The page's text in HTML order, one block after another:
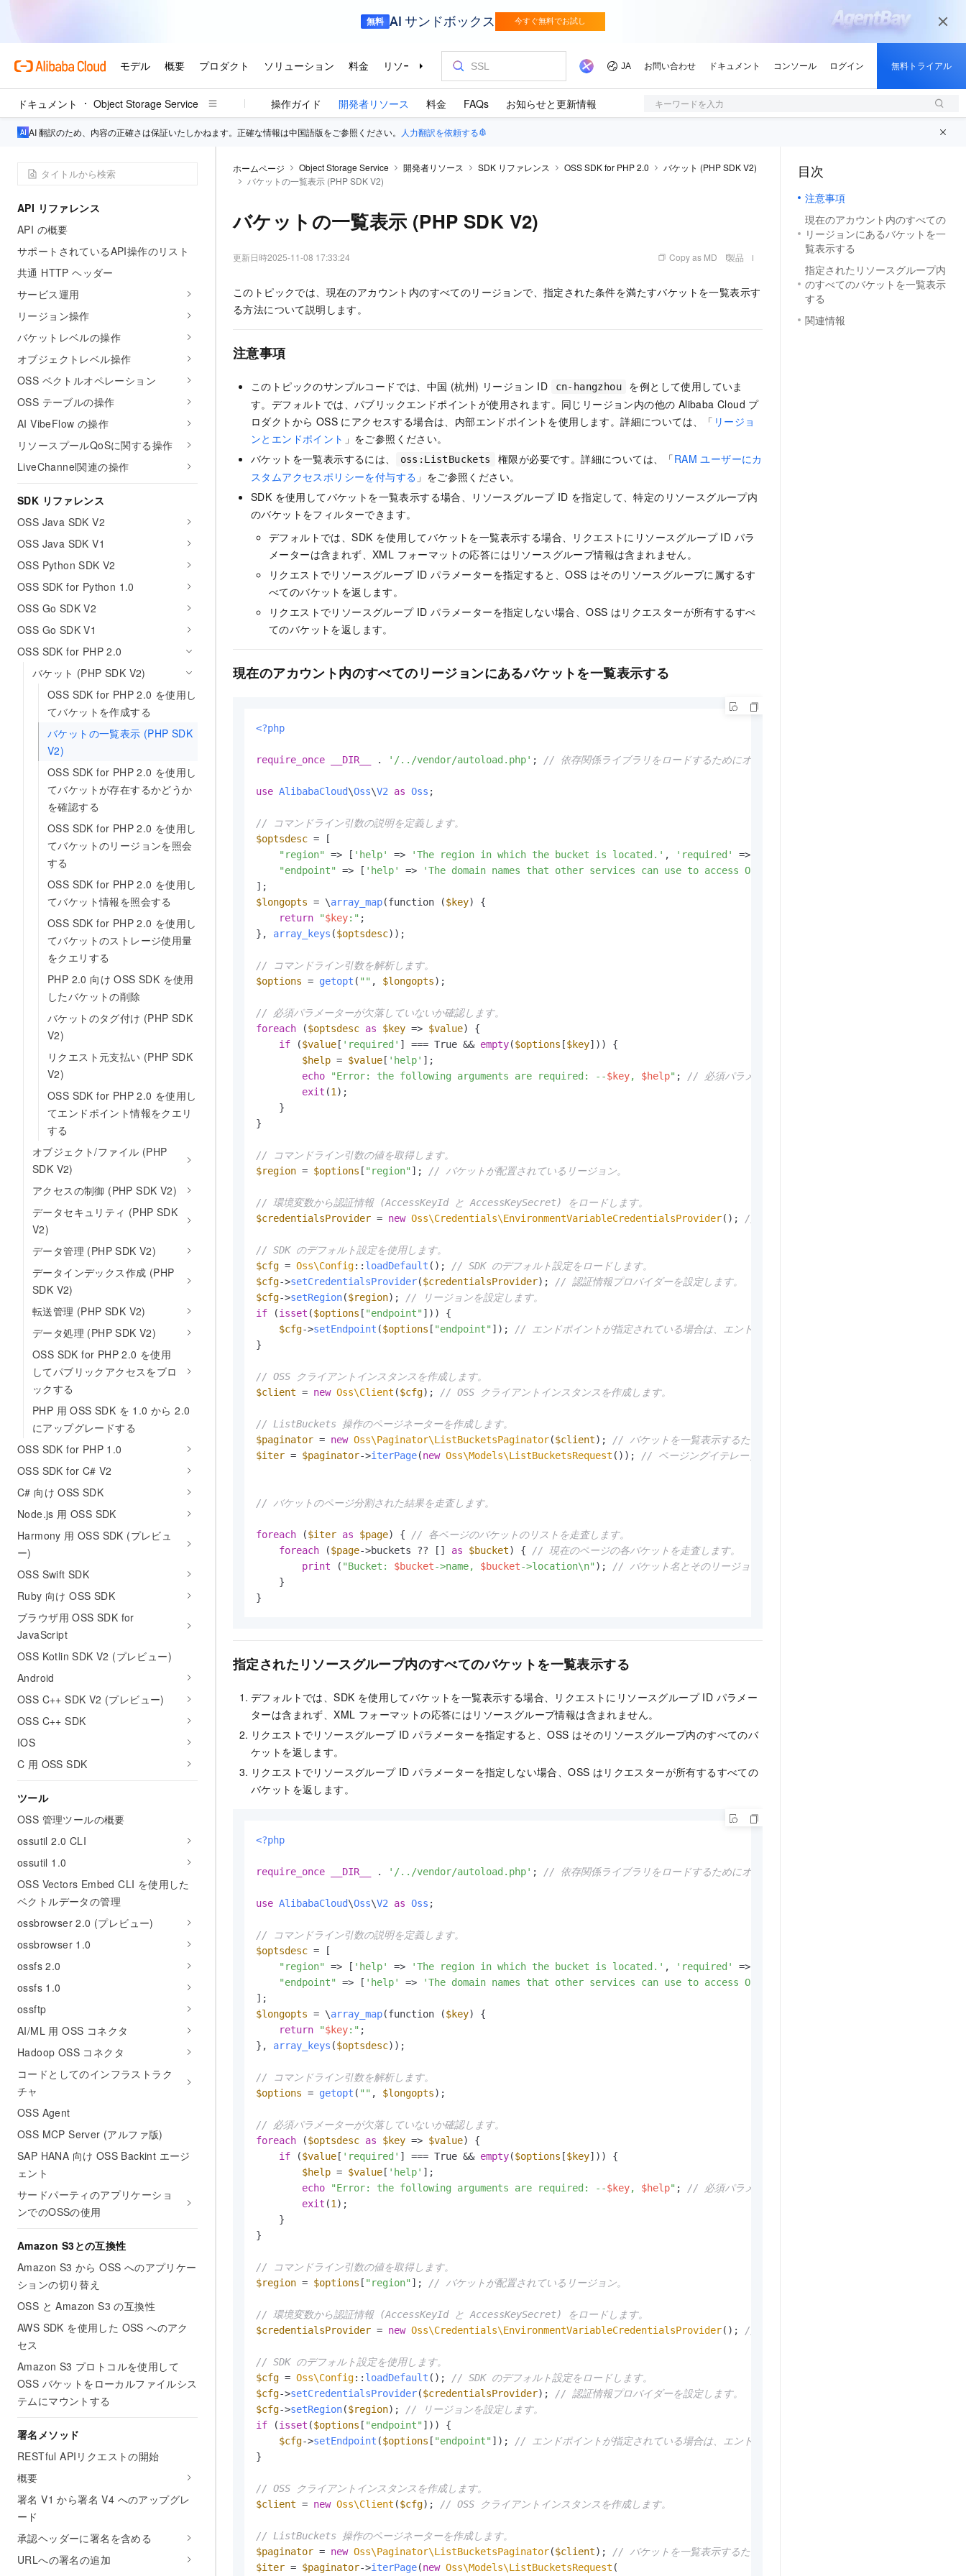
ドキュメント Object Storage Service 操作ガイド 開発者リソース 料金 FAQs お知らせと更新情報 キーワードを入力
AI 翻訳のため、内容の正確さは保証いたしかねます。正確な情報は中国語版をご参照ください。 人力翻訳を依頼する
API リファレンス
API の概要
サポートされているAPI操作のリスト
共通 HTTP ヘッダー
サービス運用
リージョン操作
バケットレベルの操作
オブジェクトレベル操作
OSS ベクトルオペレーション
OSS テーブルの操作
AI VibeFlow の操作
リソースプールQoSに関する操作
LiveChannel関連の操作
SDK リファレンス
OSS Java SDK V2
OSS Java SDK V1
OSS Python SDK V2
OSS SDK for Python 1.0
OSS Go SDK V2
OSS Go SDK V1
OSS SDK for PHP 2.0
バケット (PHP SDK V2)
OSS SDK for PHP 2.0 を使用し
てバケットを作成する
バケットの一覧表示 (PHP SDK
V2)
OSS SDK for PHP 2.0 を使用し
てバケットが存在するかどうか
を確認する
OSS SDK for PHP 2.0 を使用し
てバケットのリージョンを照会
する
OSS SDK for PHP 2.0 を使用し
てバケット情報を照会する
OSS SDK for PHP 2.0 を使用し
てバケットのストレージ使用量
をクエリする
PHP 2.0 向け OSS SDK を使用
したバケットの削除
バケットのタグ付け (PHP SDK
V2)
リクエスト元支払い (PHP SDK
V2)
OSS SDK for PHP 2.0 を使用し
てエンドポイント情報をクエリ
する
オブジェクト/ファイル (PHP
SDK V2)
アクセスの制御 (PHP SDK V2)
データセキュリティ (PHP SDK
V2)
データ管理 (PHP SDK V2)
データインデックス作成 (PHP
SDK V2)
転送管理 (PHP SDK V2)
データ処理 (PHP SDK V2)
OSS SDK for PHP 2.0 を使用
してパブリックアクセスをブロ
ックする
PHP 用 OSS SDK を 1.0 から 2.0
にアップグレードする
OSS SDK for PHP 1.0
OSS SDK for C# V2
C# 向け OSS SDK
Node.js 用 OSS SDK
Harmony 用 OSS SDK (プレビュ
ー)
OSS Swift SDK
Ruby 向け OSS SDK
ブラウザ用 OSS SDK for
JavaScript
OSS Kotlin SDK V2 (プレビュー)
Android
OSS C++ SDK V2 (プレビュー)
OSS C++ SDK
IOS
C 用 OSS SDK
ツール
OSS 管理ツールの概要
ossutil 2.0 CLI
ossutil 1.0
OSS Vectors Embed CLI を使用した
ベクトルデータの管理
ossbrowser 2.0 (プレビュー)
ossbrowser 1.0
ossfs 2.0
ossfs 1.0
ossftp
AI/ML 用 OSS コネクタ
Hadoop OSS コネクタ
コードとしてのインフラストラク
チャ
OSS Agent
OSS MCP Server (アルファ版)
SAP HANA 向け OSS Backint エージ
ェント
サードパーティのアプリケーショ
ンでのOSSの使用
Amazon S3との互換性
Amazon S3 から OSS へのアプリケー
ションの切り替え
OSS と Amazon S3 の互換性
AWS SDK を使用した OSS へのアク
セス
Amazon S3 プロトコルを使用して
OSS バケットをローカルファイルシス
テムにマウントする
署名メソッド
RESTful APIリクエストの開始
概要
署名 V1 から署名 V4 へのアップグレ
ード
承認ヘッダーに署名を含める
URLへの署名の追加
ホームページ Object Storage Service 開発者リソース SDK リファレンス OSS SDK for PHP 2.0
バケット (PHP SDK V2)
バケットの一覧表示 (PHP SDK V2)
バケットの一覧表示 (PHP SDK V2)
更新日時2025-11-08 17:33:24 Copy as MD 製品
このトピックでは、現在のアカウント内のすべてのリージョンで、指定された条件を満たすバケットを一覧表示す
る方法について説明します。
注意事項
このトピックのサンプルコードでは、中国 (杭州) リージョン ID cn-hangzhou
を例として使用していま
す。デフォルトでは、パブリックエンドポイントが使用されます。同じリージョン内の他の Alibaba Cloud プ
ロダクトから OSS にアクセスする場合は、内部エンドポイントを使用します。詳細については、「 リージョ
ンとエンドポイント 」をご参照ください。
バケットを一覧表示するには、
oss:ListBuckets 権限が必要です。詳細については、「RAM ユーザーにカ
スタムアクセスポリシーを付与する 」をご参照ください。
SDK を使用してバケットを一覧表示する場合、リソースグループ ID を指定して、特定のリソースグループ内
のバケットをフィルターできます。
デフォルトでは、SDK を使用してバケットを一覧表示する場合、リクエストにリソースグループ ID パラ
メーターは含まれず、XML フォーマットの応答にはリソースグループ情報は含まれません。
リクエストでリソースグループ ID パラメーターを指定すると、OSS はそのリソースグループに属するす
べてのバケットを返します。
リクエストでリソースグループ ID パラメーターを指定しない場合、OSS はリクエスターが所有するすべ
てのバケットを返します。
現在のアカウント内のすべてのリージョンにあるバケットを一覧表示する
<?php
require_once __DIR__ . '/../vendor/autoload.php' ; // 依存関係ライブラリをロードするためにオートローダーファイルをインポートします。
use AlibabaCloud\Oss\V2 as Oss ;
// コマンドライン引数の説明を定義します。
$optsdesc = [
"region"
=> [ 'help' => 'The region in which the bucket is located.' , 'required' => True],
"endpoint"
=> [ 'help' => 'The domain names that other services can use to access OSS.'
$longopts = \array_map(function ($key) {
return
"$key:" ;
}, array_keys ($optsdesc));
// コマンドライン引数を解析します。
$options = getopt ( "" , $longopts);
// 必須パラメーターが欠落していないか確認します。
foreach ($optsdesc as $key => $value) {
if ($value [ 'required' ] === True && empty($options [$key])) {
$help = $value [ 'help' ];
echo
"Error: the following arguments are required: --$key, $help" ; // 必須パラメーターが欠落していることを示すメッセージ
exit (1);
    }
}
// コマンドライン引数の値を取得します。
$region = $options [ "region" ]; // バケットが配置されているリージョン。
// 環境変数から認証情報 (AccessKeyId と AccessKeySecret) をロードします。
$credentialsProvider = new Oss\Credentials\EnvironmentVariableCredentialsProvider(); // 環境変数から認証情報をロードします。
// SDK のデフォルト設定を使用します。
$cfg = Oss\Config:: loadDefault (); // SDK のデフォルト設定をロードします。
$cfg->setCredentialsProvider($credentialsProvider); // 認証情報プロバイダーを設定します。
$cfg->setRegion($region); // リージョンを設定します。
if (isset ($options [ "endpoint" ])) {
$cfg->setEndpoint ($options [ "endpoint" ]); // エンドポイントが指定されている場合は、エンドポイントを設定します。
}
// OSS クライアントインスタンスを作成します。
$client = new Oss\Client ($cfg); // OSS クライアントインスタンスを作成します。
// ListBuckets 操作のページネーターを作成します。
$paginator = new Oss\Paginator\ListBucketsPaginator($client); // バケットを一覧表示するためのページネーターを作成します。
$iter = $paginator->iterPage(new Oss\Models\ListBucketsRequest ()); // ページングイテレーターを取得します。
// バケットのページ分割された結果を走査します。
foreach ($iter as $page) { // 各ページのバケットのリストを走査します。
foreach ($page->buckets ?? [] as $bucket) { // 現在のページの各バケットを走査します。
print ( "Bucket: $bucket->name, $bucket->location\n" ); // バケット名とそのリージョンを出力します。
    }
指定されたリソースグループ内のすべてのバケットを一覧表示する
デフォルトでは、SDK を使用してバケットを一覧表示する場合、リクエストにリソースグループ ID パラメー
ターは含まれず、XML フォーマットの応答にはリソースグループ情報は含まれません。
リクエストでリソースグループ ID パラメーターを指定すると、OSS はそのリソースグループ内のすべてのバ
ケットを返します。
リクエストでリソースグループ ID パラメーターを指定しない場合、OSS はリクエスターが所有するすべての
バケットを返します。
<?php
require_once __DIR__ . '/../vendor/autoload.php' ; // 依存関係ライブラリをロードするためにオートローダーファイルをインポートします。
use AlibabaCloud\Oss\V2 as Oss ;
// コマンドライン引数の説明を定義します。
$optsdesc = [
"region"
=> [ 'help' => 'The region in which the bucket is located.' , 'required' => True],
"endpoint"
=> [ 'help' => 'The domain names that other services can use to access OSS.'
$longopts = \array_map(function ($key) {
return
"$key:" ;
}, array_keys ($optsdesc));
// コマンドライン引数を解析します。
$options = getopt ( "" , $longopts);
// 必須パラメーターが欠落していないか確認します。
foreach ($optsdesc as $key => $value) {
if ($value [ 'required' ] === True && empty($options [$key])) {
$help = $value [ 'help' ];
echo
"Error: the following arguments are required: --$key, $help" ; // 必須パラメーターが欠落していることを示すメッセージ
exit (1);
    }
}
// コマンドライン引数の値を取得します。
$region = $options [ "region" ]; // バケットが配置されているリージョン。
// 環境変数から認証情報 (AccessKeyId と AccessKeySecret) をロードします。
$credentialsProvider = new Oss\Credentials\EnvironmentVariableCredentialsProvider(); // 環境変数から認証情報をロードします。
// SDK のデフォルト設定を使用します。
$cfg = Oss\Config:: loadDefault (); // SDK のデフォルト設定をロードします。
$cfg->setCredentialsProvider($credentialsProvider); // 認証情報プロバイダーを設定します。
$cfg->setRegion($region); // リージョンを設定します。
if (isset ($options [ "endpoint" ])) {
$cfg->setEndpoint ($options [ "endpoint" ]); // エンドポイントが指定されている場合は、エンドポイントを設定します。
}
// OSS クライアントインスタンスを作成します。
$client = new Oss\Client ($cfg); // OSS クライアントインスタンスを作成します。
// ListBuckets 操作のページネーターを作成します。
$paginator = new Oss\Paginator\ListBucketsPaginator($client); // バケットを一覧表示するためのページネーターを作成します。
$iter = $paginator->iterPage(new Oss\Models\ListBucketsRequest (
目次
注意事項
現在のアカウント内のすべての
リージョンにあるバケットを一
覧表示する
指定されたリソースグループ内
のすべてのバケットを一覧表示
する
関連情報